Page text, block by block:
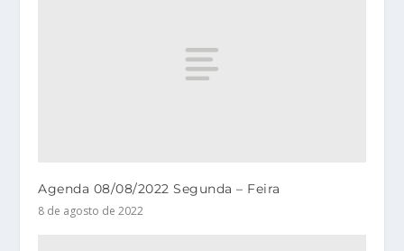
Agenda 08/08/2022 Segunda – Feira
8 de agosto de 2022